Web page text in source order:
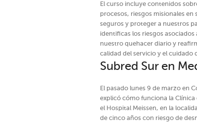
El curso incluye contenidos
procesos, riesgos misionales
seguros y proteger a nuestros
identificas los riesgos
nuestro quehacer diario y
calidad del servicio y el cuidado
Subred Sur en
El pasado lunes 9 de marzo en
explicó cómo funciona la
el Hospital Meissen, en la
de cinco años con riesgo de